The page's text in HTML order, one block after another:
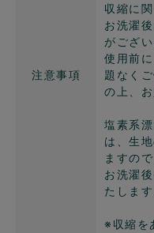
注意事項
収縮に
お洗濯
がござい
使用前
題なく
の上、
塩素系
は、生
ますの
お洗濯
たします
※収縮を